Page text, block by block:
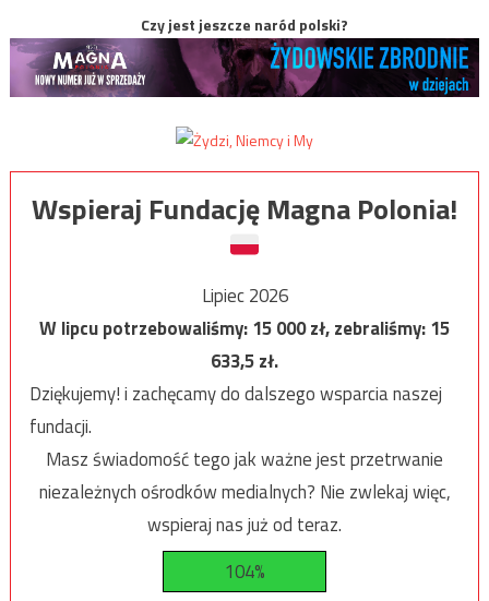
Czy jest jeszcze naród polski?
Wspieraj Fundację Magna Polonia!
Lipiec 2026
W lipcu potrzebowaliśmy:15 000zł, zebraliśmy:15
633,5zł.
Dziękujemy! i zachęcamy do dalszego wsparcia naszej
fundacji.
Masz świadomość tego jak ważne jest przetrwanie
niezależnych ośrodków medialnych? Nie zwlekaj więc,
wspieraj nas już od teraz.
104%